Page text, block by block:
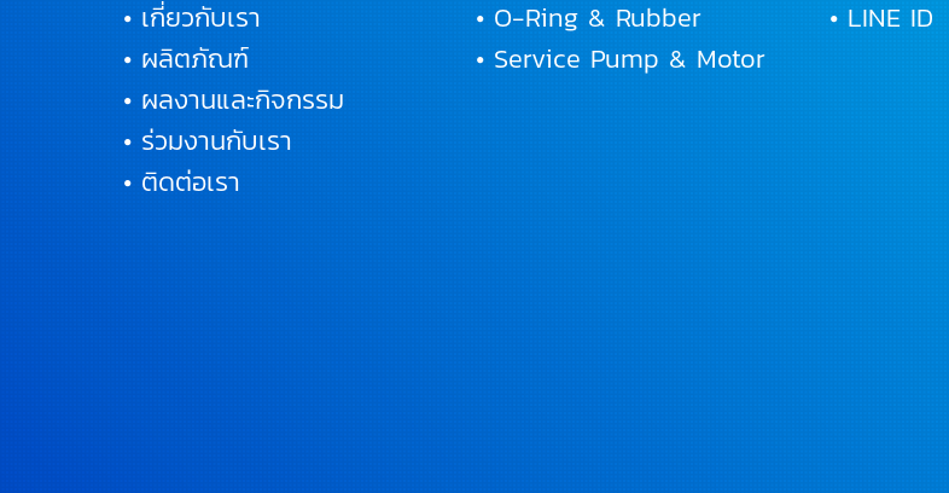
• เกี่ยวกับเรา
• ผลิตภัณฑ์
• ผลงานและกิจกรรม
• ร่วมงานกับเรา
• ติดต่อเรา
• O-Ring & Rubber
• Service Pump & Motor
• LINE ID